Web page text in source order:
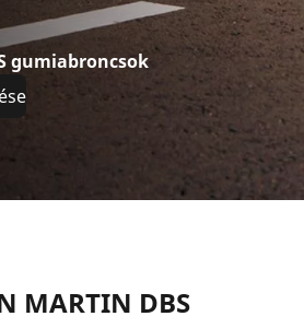
gumiabroncsok
MARTIN DBS